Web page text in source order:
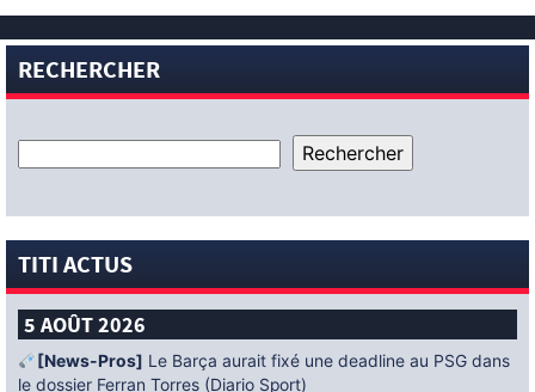
RECHERCHER
TITI ACTUS
5 AOÛT 2026
[News-Pros] Le Barça aurait fixé une deadline au PSG dans
le dossier Ferran Torres (Diario Sport)